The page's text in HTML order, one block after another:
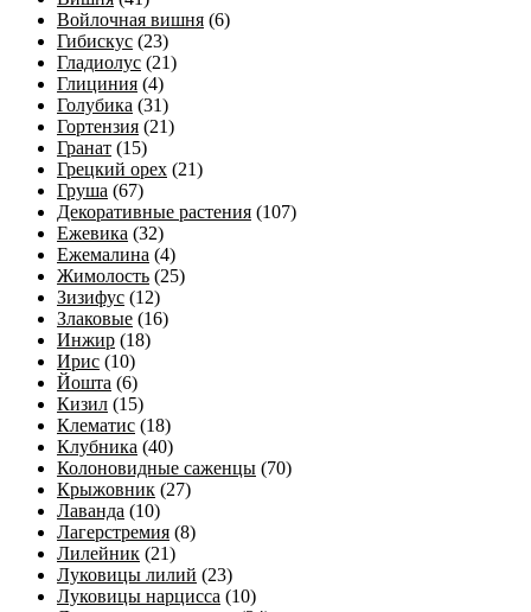
Войлочная вишня (6)
Гибискус (23)
Гладиолус (21)
Глициния (4)
Голубика (31)
Гортензия (21)
Гранат (15)
Грецкий орех (21)
Груша (67)
Декоративные растения (107)
Ежевика (32)
Ежемалина (4)
Жимолость (25)
Зизифус (12)
Злаковые (16)
Инжир (18)
Ирис (10)
Йошта (6)
Кизил (15)
Клематис (18)
Клубника (40)
Колоновидные саженцы (70)
Крыжовник (27)
Лаванда (10)
Лагерстремия (8)
Лилейник (21)
Луковицы лилий (23)
Луковицы нарцисса (10)